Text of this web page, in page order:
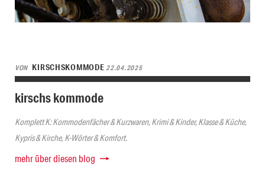
VON KIRSCHSKOMMODE22.04.2025
kirschs kommode
Komplett K: Kommodenfächer & Kurzwaren, Krimi & Kinder, Klasse & Küche,
Kypris & Kirche, K-Wörter & Komfort.
mehr über diesen blog